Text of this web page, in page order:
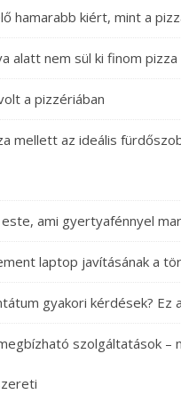
hamarabb kiért, mint a
alatt nem sül ki finom pizza
a pizzériában
mellett az ideális
este, ami gyertyafénnyel
laptop javításának a
gyakori kérdések? Ez
szolgáltatások –